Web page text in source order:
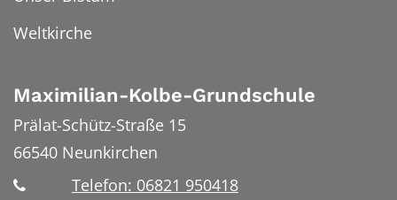
Weltkirche
Maximilian-Kolbe-Grundschule
Prälat-Schütz-Straße 15
66540 Neunkirchen
Telefon: 06821 950418